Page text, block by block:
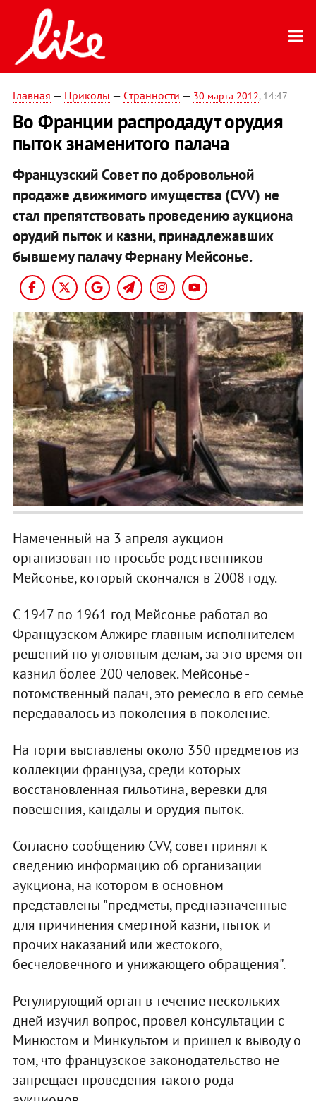
Главная — Приколы — Странности — 30 марта 2012, 14:47
Во Франции распродадут орудия
пыток знаменитого палача
Французский Совет по добровольной
продаже движимого имущества (CVV) не
стал препятствовать проведению аукциона
орудий пыток и казни, принадлежавших
бывшему палачу Фернану Мейсонье.
Намеченный на 3 апреля аукцион
организован по просьбе родственников
Мейсонье, который скончался в 2008 году.
С 1947 по 1961 год Мейсонье работал во
Французском Алжире главным исполнителем
решений по уголовным делам, за это время он
казнил более 200 человек. Мейсонье -
потомственный палач, это ремесло в его семье
передавалось из поколения в поколение.
На торги выставлены около 350 предметов из
коллекции француза, среди которых
восстановленная гильотина, веревки для
повешения, кандалы и орудия пыток.
Согласно сообщению CVV, совет принял к
сведению информацию об организации
аукциона, на котором в основном
представлены "предметы, предназначенные
для причинения смертной казни, пыток и
прочих наказаний или жестокого,
бесчеловечного и унижающего обращения".
Регулирующий орган в течение нескольких
дней изучил вопрос, провел консультации с
Минюстом и Минкультом и пришел к выводу о
том, что французское законодательство не
запрещает проведения такого рода